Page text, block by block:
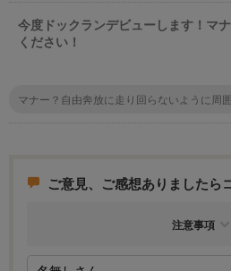
今度ドックランデビューします！マ
ください！
マナー？自由奔放に走り回らないように周
よね
ご意見、ご感想ありましたら
注意事項